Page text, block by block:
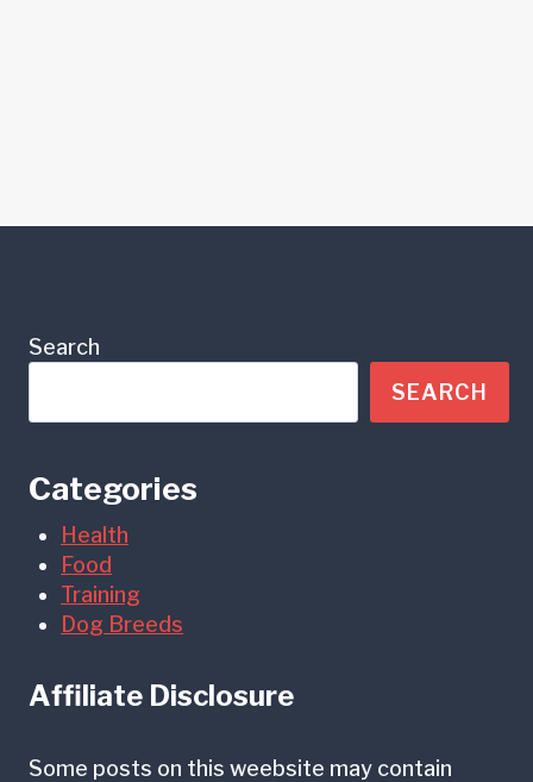
Search
SEARCH
Categories
Health
Food
Training
Dog Breeds
Affiliate Disclosure
Some posts on this weebsite may contain